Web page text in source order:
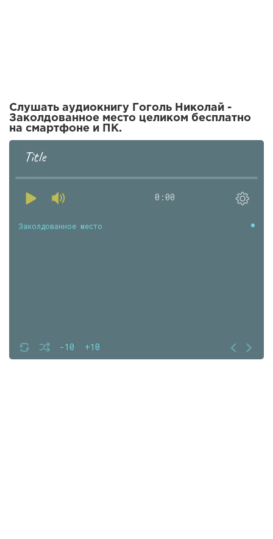
Слушать аудиокнигу Гоголь Николай -
Заколдованное место целиком бесплатно
на смартфоне и ПК.
Title
0:00
-10 +10
Заколдованное место